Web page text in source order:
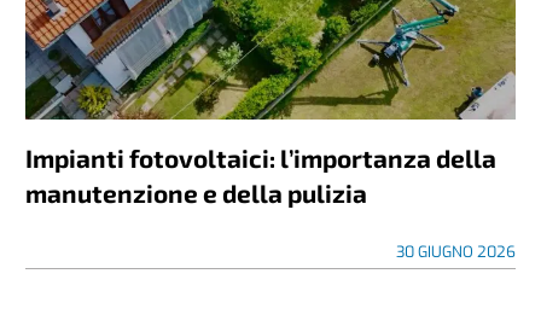
Impianti fotovoltaici: l’importanza della
manutenzione e della pulizia
30 GIUGNO 2026